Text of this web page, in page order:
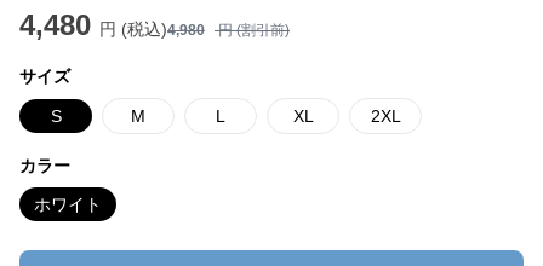
4,480 円 (税込)4,980 円 (割引前)
サイズ
S M L XL 2XL
カラー
ホワイト